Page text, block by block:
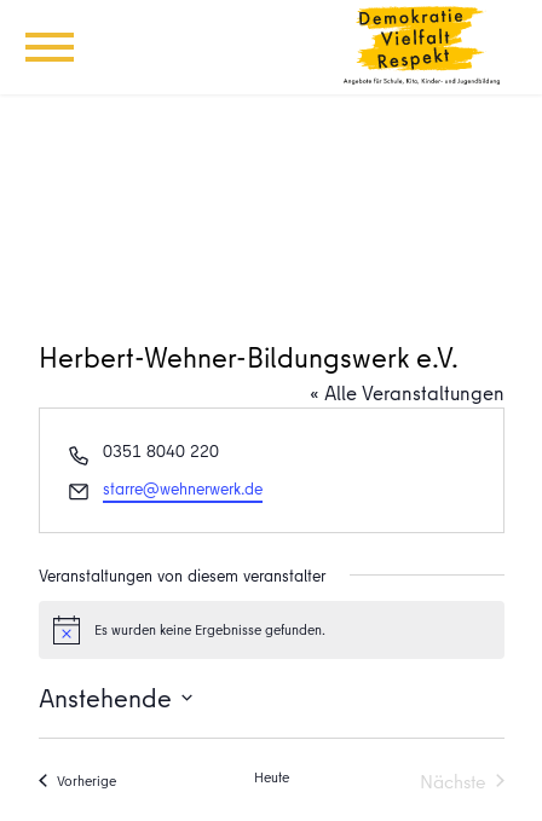
Herbert-Wehner-Bildungswerk e.V.
« Alle Veranstaltungen
Telefon
0351 8040 220
Email
starre@wehnerwerk.de
Veranstaltungen von diesem veranstalter
HinweisEs wurden keine Ergebnisse gefunden.
Anstehende
Datum
VorherigeVeranstaltungen Heute
Nächste